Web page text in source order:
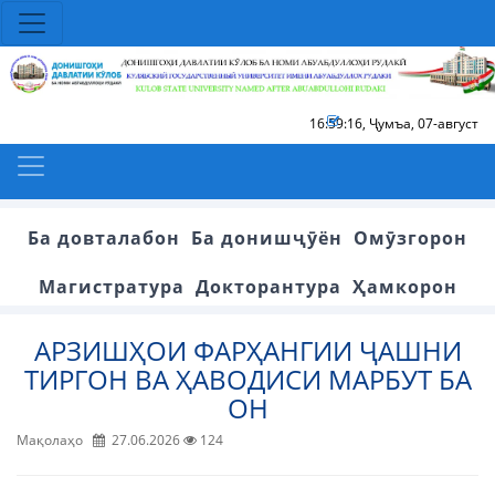
16:59:17, Ҷумъа, 07-август
Ба довталабон Ба донишҷӯён Омӯзгорон
Магистратура Докторантура Ҳамкорон
АРЗИШҲОИ ФАРҲАНГИИ ҶАШНИ
ТИРГОН ВА ҲАВОДИСИ МАРБУТ БА
ОН
Мақолаҳо 27.06.2026 124